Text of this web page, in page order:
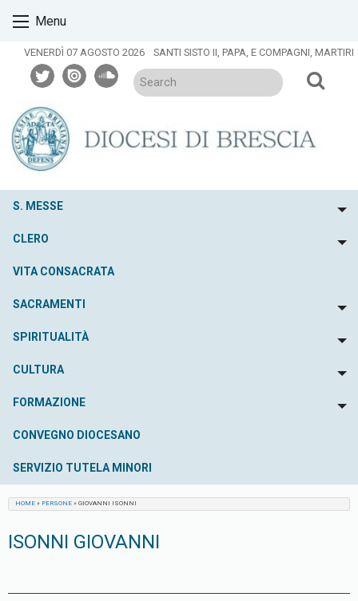
content
Menu
VENERDÌ 07 AGOSTO 2026 SANTI SISTO II, PAPA, E COMPAGNI, MARTIRI
twitterissuusoundcloud
S. MESSE
CLERO
VITA CONSACRATA
SACRAMENTI
SPIRITUALITÀ
CULTURA
FORMAZIONE
CONVEGNO DIOCESANO
SERVIZIO TUTELA MINORI
HOME » PERSONE » GIOVANNI ISONNI
ISONNI GIOVANNI